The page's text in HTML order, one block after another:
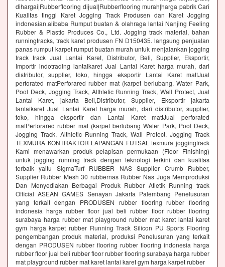
dihargai|Rubberflooring dijual|Rubberflooring murah|harga pabrik Cari
Kualitas tinggi Karet Jogging Track Produsen dan Karet Jogging
indonesian.alibaba Rumput buatan & olahraga lantai Nanjing Feeling
Rubber & Plastic Produces Co., Ltd. Jogging track material, bahan
runningtracks, track karet produsen FN D150435. langsung penjualan
panas rumput karpet rumput buatan murah untuk menjalankan jogging
track track Jual Lantai Karet, Distributor, Beli, Supplier, Eksportir,
Importir indotrading lantaikaret Jual Lantai Karet harga murah, dari
distributor, supplier, toko, hingga eksportir Lantai Karet mattJual
perforated matPerforared rubber mat (karpet berlubang. Water Park,
Pool Deck, Jogging Track, Althletic Running Track, Wall Protect, Jual
Lantai Karet, jakarta Beli,Distributor, Supplier, Eksportir jakarta
lantaikaret Jual Lantai Karet harga murah, dari distributor, supplier,
toko, hingga eksportir dan Lantai Karet mattJual perforated
matPerforared rubber mat (karpet berlubang Water Park, Pool Deck,
Jogging Track, Althletic Running Track, Wall Protect, Jogging Track
TEXMURA KONTRAKTOR LAPANGAN FUTSAL texmura joggingtrack
Kami menawarkan produk pelapisan permukaan (Floor Finishing)
untuk jogging running track dengan teknologi terkini dan kualitas
terbaik yaitu SigmaTurf RUBBER NAS Supplier Crumb Rubber,
Supplier Rubber Mesh 30 rubbernas Rubber Nas Juga Memproduksi
Dan Menyediakan Berbagai Produk Rubber Atletik Running track
Official ASEAN GAMES Senayan Jakarta Palembang Penelusuran
yang terkait dengan PRODUSEN rubber flooring rubber flooring
indonesia harga rubber floor jual beli rubber floor rubber flooring
surabaya harga rubber mat playground rubber mat karet lantai karet
gym harga karpet rubber Running Track Silicon PU Sports Flooring
pengembangan produk material, produksi Penelusuran yang terkait
dengan PRODUSEN rubber flooring rubber flooring indonesia harga
rubber floor jual beli rubber floor rubber flooring surabaya harga rubber
mat playground rubber mat karet lantai karet gym harga karpet rubber